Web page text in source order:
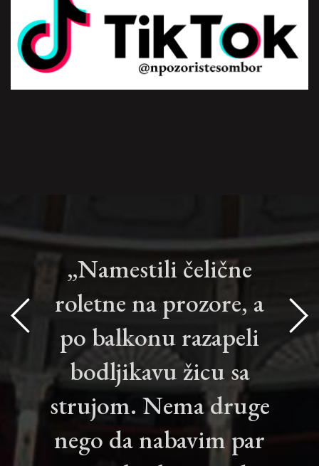
„Namestili čelične
roletne na prozore, a
po balkonu razapeli
bodljikavu žicu sa
strujom. Nema druge
nego da nabavim par